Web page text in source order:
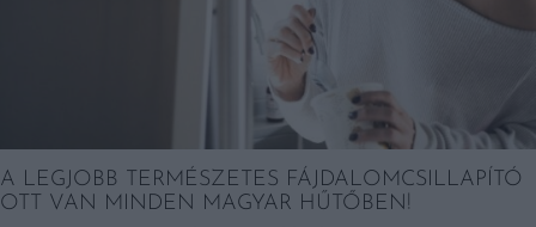
A LEGJOBB TERMÉSZETES FÁJDALOMCSILLAPÍTÓ
OTT VAN MINDEN MAGYAR HŰTŐBEN!